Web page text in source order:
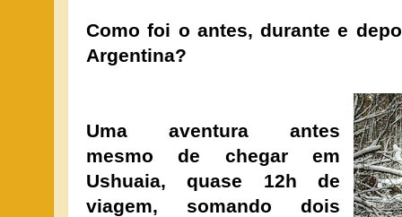
Como foi o antes, durante e
Argentina?
Uma aventura antes
mesmo de chegar em
Ushuaia, quase 12h de
viagem, somando dois